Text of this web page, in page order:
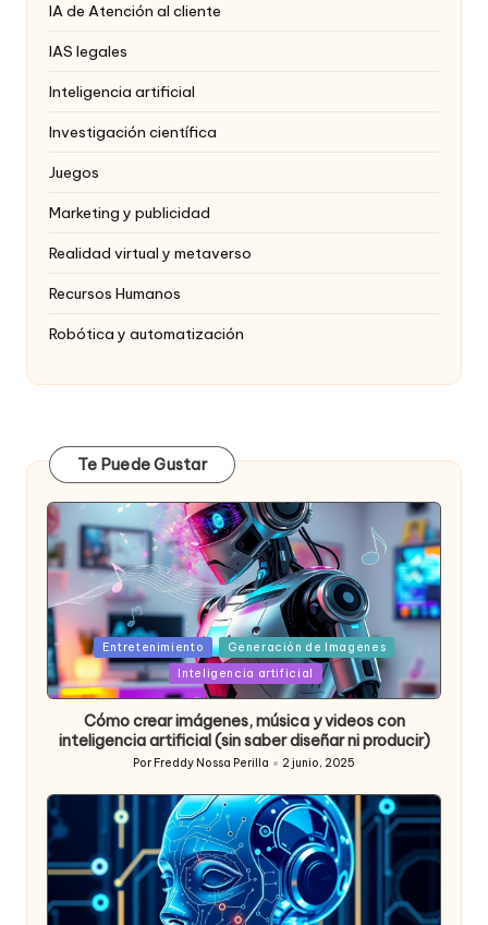
IA de Atención al cliente
IAS legales
Inteligencia artificial
Investigación científica
Juegos
Marketing y publicidad
Realidad virtual y metaverso
Recursos Humanos
Robótica y automatización
Te Puede Gustar
Posted
in
Entretenimiento
Generación de Imagenes
Inteligencia artificial
Cómo crear imágenes, música y videos con
inteligencia artificial (sin saber diseñar ni producir)
Publicado
por
Por Freddy Nossa Perilla 2 junio, 2025